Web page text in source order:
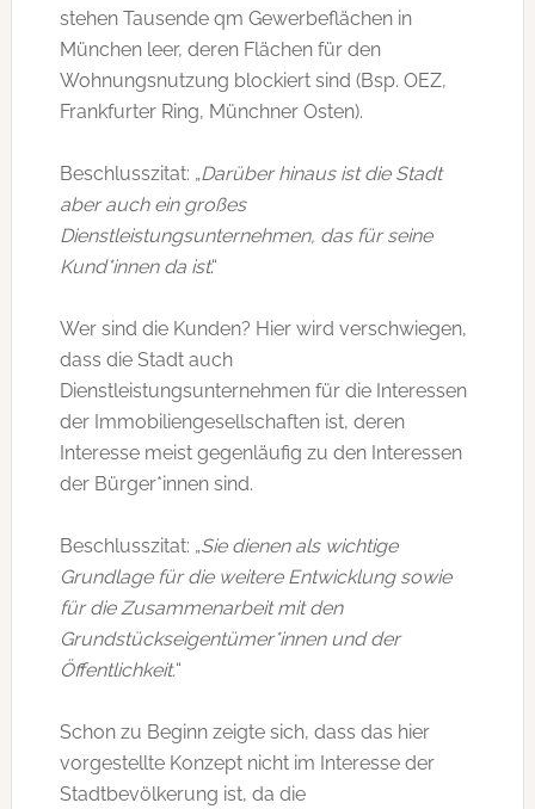
stehen Tausende qm Gewerbeflächen in
München leer, deren Flächen für den
Wohnungsnutzung blockiert sind (Bsp. OEZ,
Frankfurter Ring, Münchner Osten).
Beschlusszitat: „Darüber hinaus ist die Stadt
aber auch ein großes
Dienstleistungsunternehmen, das für seine
Kund*innen da ist.“
Wer sind die Kunden? Hier wird verschwiegen,
dass die Stadt auch
Dienstleistungsunternehmen für die Interessen
der Immobiliengesellschaften ist, deren
Interesse meist gegenläufig zu den Interessen
der Bürger*innen sind.
Beschlusszitat: „Sie dienen als wichtige
Grundlage für die weitere Entwicklung sowie
für die Zusammenarbeit mit den
Grundstückseigentümer*innen und der
Öffentlichkeit.“
Schon zu Beginn zeigte sich, dass das hier
vorgestellte Konzept nicht im Interesse der
Stadtbevölkerung ist, da die